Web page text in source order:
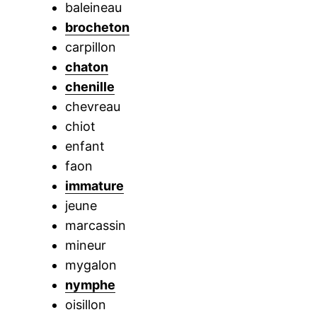
baleineau
brocheton
carpillon
chaton
chenille
chevreau
chiot
enfant
faon
immature
jeune
marcassin
mineur
mygalon
nymphe
oisillon